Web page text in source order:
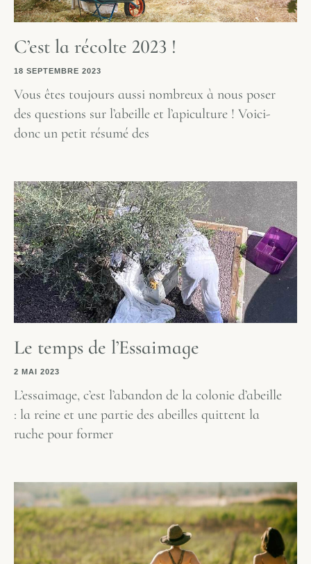
C’est la récolte 2023 !
18 SEPTEMBRE 2023
Vous êtes toujours aussi nombreux à nous poser
des questions sur l’abeille et l’apiculture ! Voici-
donc un petit résumé des
Le temps de l’Essaimage
2 MAI 2023
L’essaimage, c’est l’abandon de la colonie d’abeille
: la reine et une partie des abeilles quittent la
ruche pour former